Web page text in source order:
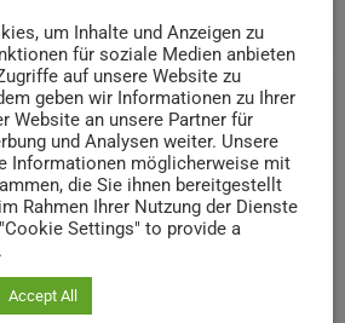
um Inhalte und Anzeigen zu
für soziale Medien anbieten
auf unsere Website zu
geben wir Informationen zu Ihrer
Website an unsere Partner für
und Analysen weiter. Unsere
Informationen möglicherweise mit
die Sie ihnen bereitgestellt
Rahmen Ihrer Nutzung der Dienste
Settings" to provide a
Accept All